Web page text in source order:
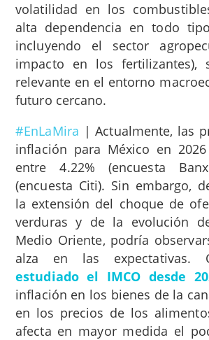
volatilidad en los
alta dependencia en todo
incluyendo el sector
impacto en los fertilizantes),
relevante en el entorno
futuro cercano.
#EnLaMira | Actualmente, las
inflación para México en
entre 4.22% (encuesta
(encuesta Citi). Sin embargo,
la extensión del choque de
verduras y de la evolución
Medio Oriente, podría
alza en las expectativas.
estudiado el IMCO desde
inflación en los bienes de la
en los precios de los
afecta en mayor medida el